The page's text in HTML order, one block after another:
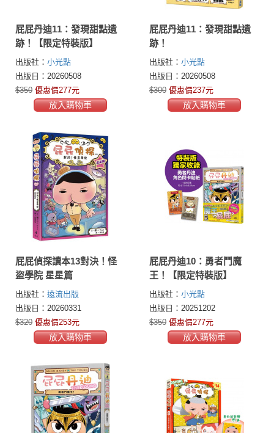
屁屁丹迪11：發現甜點遺
跡！【限定特裝版】
出版社： 小光點
出版日：20260508
$350 優惠價277元
放入購物車
屁屁丹迪11：發現甜點遺
跡！
出版社： 小光點
出版日：20260508
$300 優惠價237元
放入購物車
屁屁偵探讀本13對決！怪
盜學院 星星篇
出版社： 遠流出版
出版日：20260331
$320 優惠價253元
放入購物車
屁屁丹迪10：勇者鬥魔
王！【限定特裝版】
出版社： 小光點
出版日：20251202
$350 優惠價277元
放入購物車